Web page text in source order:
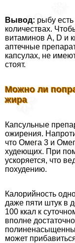
Вывод: рыбу
количествах.
витаминов А, D и
аптечные
капсулах, не
стоят.
Можно ли
жира
Капсульные
ожирения.
что Омега 3 и
худеющих. При
ускоряется, что
похудению.
Калорийность
даже пяти штук в
100 ккал к
вполне
может